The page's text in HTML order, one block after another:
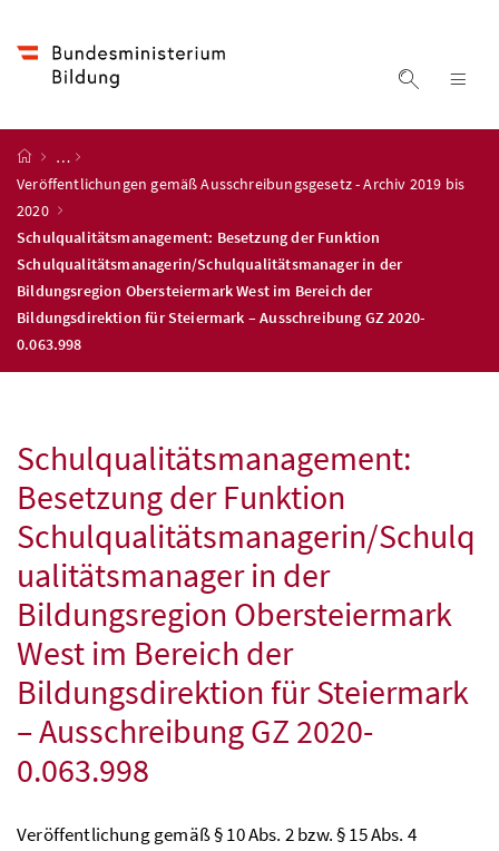
Suche
Startseite
…
Veröffentlichungen gemäß Ausschreibungsgesetz - Archiv 2019 bis
2020
Schulqualitätsmanagement: Besetzung der Funktion
Schulqualitätsmanagerin/Schulqualitätsmanager in der
Bildungsregion Obersteiermark West im Bereich der
Bildungsdirektion für Steiermark – Ausschreibung GZ 2020-
0.063.998
Schulqualitätsmanagement:
Besetzung der Funktion
Schulqualitätsmanagerin/Schulq
ualitätsmanager in der
Bildungsregion Obersteiermark
West im Bereich der
Bildungsdirektion für Steiermark
– AusschreibungGZ 2020-
0.063.998
Veröffentlichung gemäß § 10Abs. 2bzw.§ 15Abs. 4